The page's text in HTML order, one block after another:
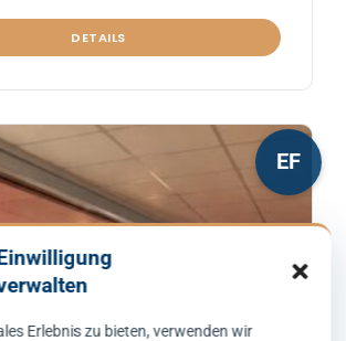
Erlebnis zu bieten, verwenden wir
DETAILS
EF